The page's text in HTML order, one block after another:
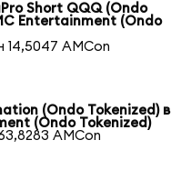
Short QQQ (Ondo
Entertainment (Ondo
14,5047 AMCon
(Ondo Tokenized) в
(Ondo Tokenized)
AMCon